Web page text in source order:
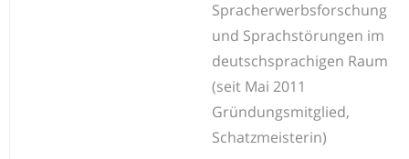
Spracherwerbsforschung
und Sprachstörungen im
deutschsprachigen Raum
(seit Mai 2011
Gründungsmitglied,
Schatzmeisterin)